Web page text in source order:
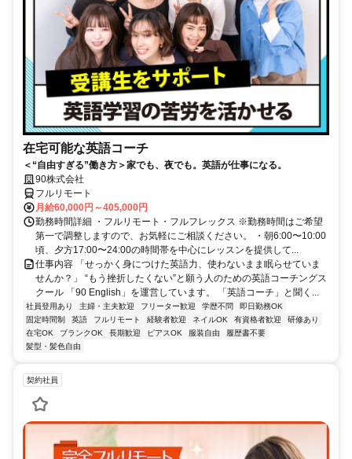
在宅可能な英語コーチ
＜“自由すぎる”働き方＞家でも、夜でも。英語が仕事になる。
90株式会社
フルリモート
月給60,000円～405,000円
勤務時間詳細 ・フルリモート・フルフレックス ※勤務時間はご希望
第一で調整しますので、お気軽にご相談ください。 ・朝6:00〜10:00
頃、夕方17:00〜24:00の時間帯を中心にレッスンを提供して...
仕事内容 「せっかく身につけた英語力、使わないまま眠らせていま
せんか？」 “もう挫折したくない”と願う人のための英語コーチングス
クール 「90 English」を運営しています。 「英語コーチ」と聞く...
社員登用あり 主婦・主夫歓迎 フリーター歓迎 学歴不問
即日勤務OK
固定時間制
英語 フルリモート 経験者歓迎 ネイルOK 有資格者歓迎
研修あり
在宅OK
ブランクOK 長期歓迎 ピアスOK 服装自由
履歴書不要
髪型・髪色自由
契約社員